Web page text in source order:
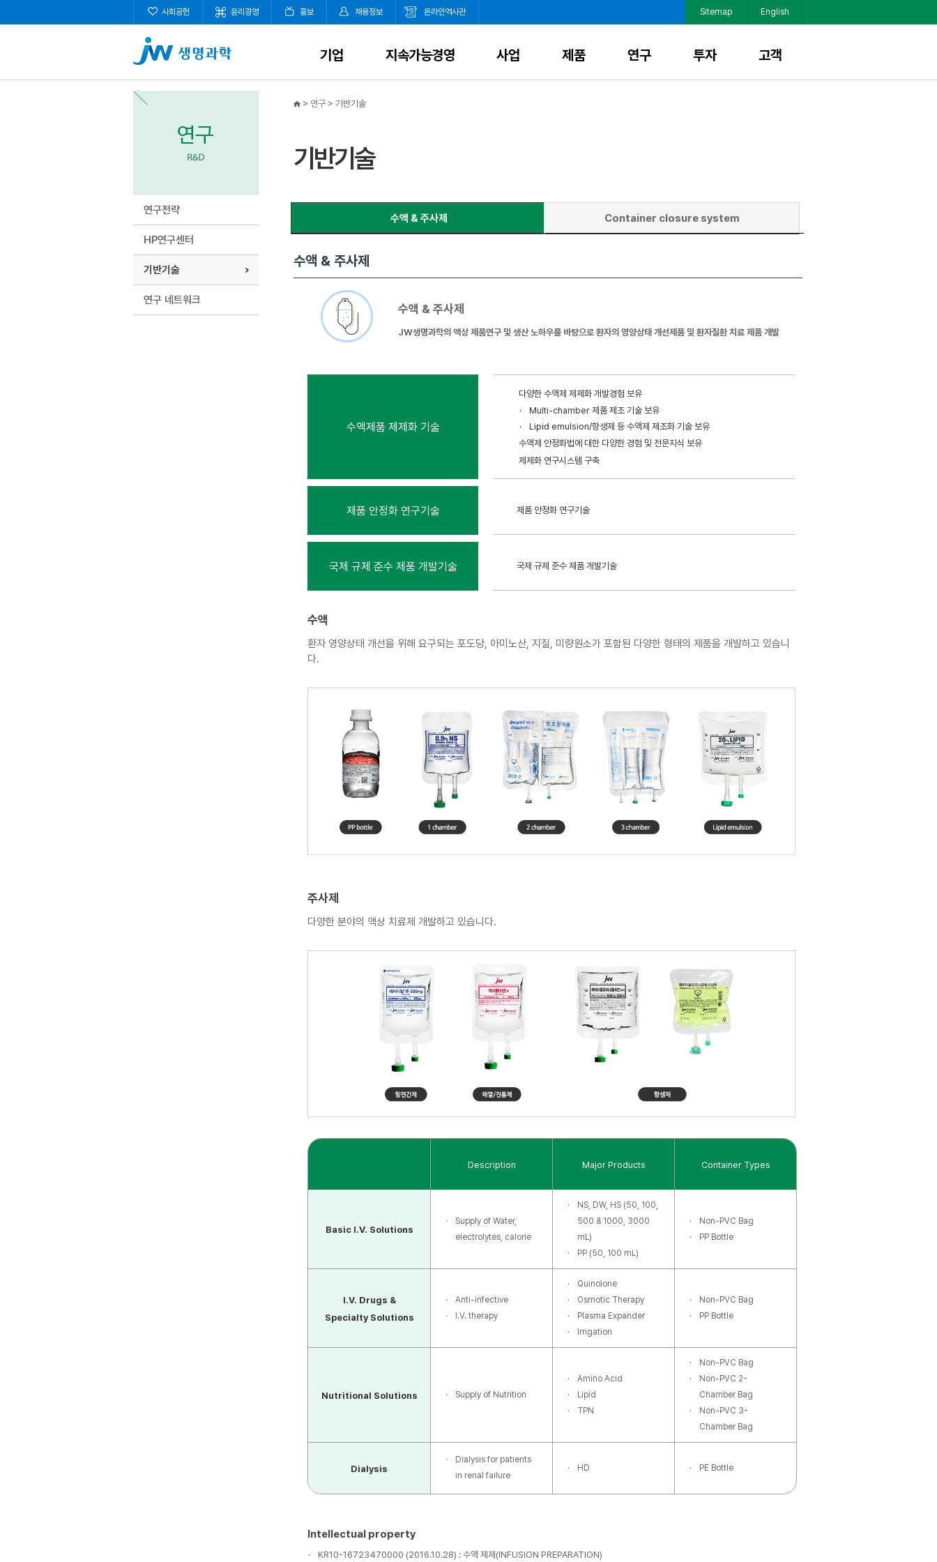
사회공헌 윤리경영 홍보 채용정보 온라인역사관 Sitemap English
기업 지속가능경영 사업 제품 연구 투자 고객
연구전략
HP연구센터
기반기술
연구 네트워크
기반기술
> 연구 > 기반기술
수액 & 주사제
수액 & 주사제
수액 & 주사제
JW생명과학의 액상 제품연구 및 생산 노하우를 바탕으로 환자의 영양상태 개선제품 및 환자질환 치료 제품 개발
수액제품 제제화 기술
다양한 수액제 제제화 개발경험 보유
Multi-chamber 제품 제조 기술 보유
Lipid emulsion/항생제 등 수액제 제조화 기술 보유
수액제 안정화법에 대한 다양한 경험 및 전문지식 보유
제제화 연구시스템 구축
제품 안정화 연구기술 제품 안정화 연구기술
국제 규제 준수 제품 개발기술 국제 규제 준수 제품 개발기술
수액
환자 영양상태 개선을 위해 요구되는 포도당, 아미노산, 지질, 미량원소가 포함된 다양한 형태의 제품을 개발하고 있습니
다.
주사제
다양한 분야의 액상 치료제 개발하고 있습니다.
Description Major Products Container Types
Basic I.V. Solutions
Supply of Water,
electrolytes, calorie
NS, DW, HS (50, 100,
500 & 1000, 3000
mL)
PP (50, 100 mL)
Non-PVC Bag
PP Bottle
I.V. Drugs &
Specialty Solutions
Anti-infective
I.V. therapy
Quinolone
Osmotic Therapy
Plasma Expander
Irrigation
Non-PVC Bag
PP Bottle
Nutritional Solutions Supply of Nutrition
Amino Acid
Lipid
TPN
Non-PVC Bag
Non-PVC 2-
Chamber Bag
Non-PVC 3-
Chamber Bag
Dialysis
Dialysis for patients
in renal failure
HD PE Bottle
Intellectual property
KR10-16723470000 (2016.10.28) : 수액 제제(INFUSION PREPARATION)
Container closure system
Container closure system
Container closure system
JW생명과학의 액상제품 포장재 개발 및 고기능성(산소/수분 차단성등) 소재연구를 통한 수액 포장 및 병원 용품등
Container Closure System 이란 제제를 담고 보호하는 포장 구성 요소 전체를 의미합니다. CCS는 제형과 직접적으
로 닿는 포장 부분인 1차 포장 구성 요소와 제형과 직접적으로 닿지 않는 부분인 2차 포장 구성요소로 이루어 집니다. JW
생명과학 HP연구센터는 전문가로 구성된 팀이 국내 수액 관련 기술을 이끌며 쌓아온 노하우를 바탕으로 끊임 없는 연구
와 전문 지식 습득을 통해 글로벌 수준의 CCS를 달성하였고, 지속적으로 발전해 나가고 있습니다.
수액용기 다양화 기술
용기별 물리 화학적 특성, 기능성 관련 지식 보유
JW 수액용기
파손위험등의 문제점이 대두되면서 전세계적으로
PVC와 Non-PVC로 분류될 수 있다.
PVC는 가격이 저렴하고 성형이 용이한 장점으로
전세계적으로 많이 사용되는 수액용기 재질이었으나 성형
시 제조과정에서 유연성을 향상시키기 위해 사용되는
가소제인 DEHP가 환경호르몬의 일종으로 생식독성 등
인체 내 위험성이 대두되고 있으며 또한 PVC 의
클로라이드는 소각 시 발암물질인 Dioxin을 만드는 물질로
밝혀져 국내외에서는 수액용기에 DEHP와 같은 프탈레이트
로 Non-PVC 수액용기의 자체기술을 개발하여 국내 수액용기의 선진화를 주도하였으며 또한 2003년 미국 FDA, 2004
수액용기 구비조건
수액용기로 사용되기 위해서는 다음과 같은 조건을 만족시켜야 한다.
무독성이어야 하며 내용물과 무반응성이어야 한다.
수분 및 가스가 투과되지 않아야 한다.
발열성 물질이 없어야 하며, 무균이어야 한다.
외부온도, 빛, 공기, UV에 대해 저항성을 가져야 한다.
이송, 취급, 보관, 멸균, 사용하는 동안 제품의 안정성을 유지할 수 있는 충분한 강도를 가져야 하며 보관/수송이 용이해야 한다.
소재획득이 용이하고, 경제성이 있어야 한다.
투명하며 사용상의 불편이 없어야 한다.
Glass PVC Non-PVC
Bottle Bag Plastic Bottle Bag
PVC PP 또는 복합재질
차단성 우수
직립형
정확한 약액표시선
유연성 양호
약물안정성 제한
고가
가공성 저하
Bag & Film
재질
FFS(Form Fill Seal) machine 방식으로 용액 내 미립자를 최소화 한다.
용기제작, 충전, 밀봉이 한 기계에서 자동화로 이루어진다.